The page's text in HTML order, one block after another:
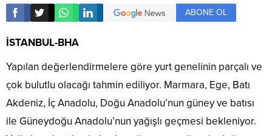
ABONE OL
İSTANBUL-BHA
Yapılan değerlendirmelere göre yurt genelinin parçalı ve
çok bulutlu olacağı tahmin ediliyor. Marmara, Ege, Batı
Akdeniz, İç Anadolu, Doğu Anadolu’nun güney ve batısı
ile Güneydoğu Anadolu’nun yağışlı geçmesi bekleniyor.